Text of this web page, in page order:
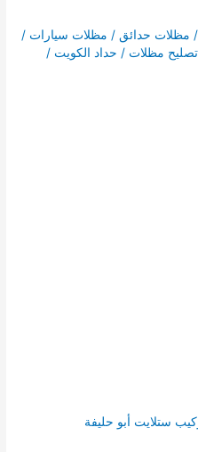
حداد مظلات بالكويت / 62223997 / مظلات حدائق / مظلات سيارات /
مظلات / حداد الكويت /